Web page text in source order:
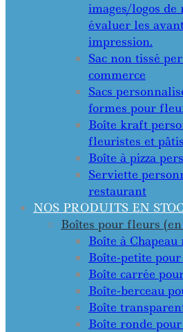
images/logos
évaluer les
impression.
Sac non tissé
commerce
Sacs
formes pour
Boîte kraft
fleuristes et
Boîte à pizza
Serviette
restaurant
NOS PRODUITS EN
Boîtes pour fleurs
Boîte à
Boîte-petite
Boîte carrée
Boîte-berceau
Boîte
Boîte ronde